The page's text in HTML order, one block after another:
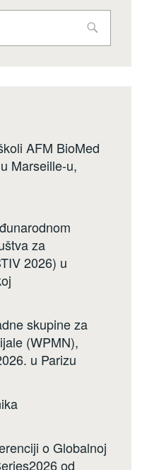
AFM BioMed
Marseille-u,
za
2026) u
skupine za
(WPMN),
u Parizu
o Globalnoj
od